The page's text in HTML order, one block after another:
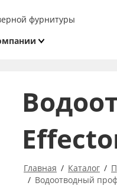
фурнитуры
Главная Каталог
Водоотводный